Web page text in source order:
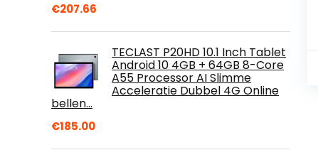
€207.66
TECLAST P20HD 10.1 Inch Tablet
Android 10 4GB + 64GB 8-Core
A55 Processor AI Slimme
Acceleratie Dubbel 4G Online
bellen…
€185.00